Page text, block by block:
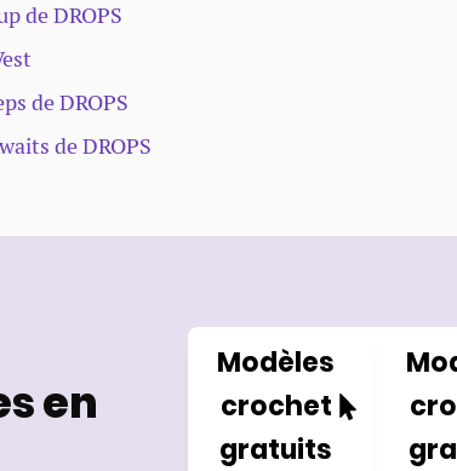
de DROPS
de DROPS
de DROPS
en
Modèles
crochet
gratuits